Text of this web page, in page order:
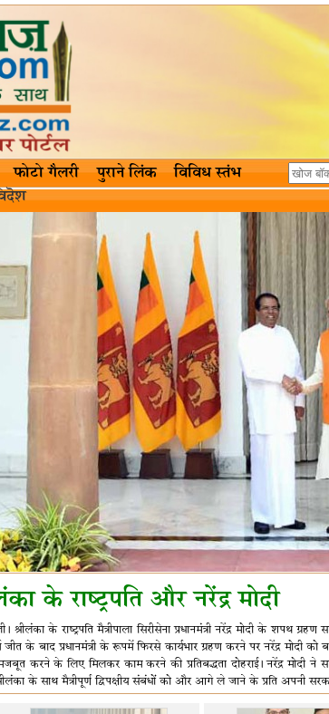
फोटो गैलरी पुराने लिंक विविध स्तंभ
के राष्‍ट्रपति और नरेंद्र मोदी
श्रीलंका के राष्‍ट्रपति मैत्रीपाला सिरीसेना प्रधानमंत्री नरेंद्र मोदी के शपथ
जीत के बाद प्रधानमंत्री के रूपमें फिरसे कार्यभार ग्रहण करने पर नरेंद्र मोदी
करने के लिए मिलकर काम करने की प्रतिबद्धता दोहराई। नरेंद्र मोदी ने
के साथ मैत्रीपूर्ण द्विपक्षीय संबंधों को और आगे ले जाने के प्रति अपनी